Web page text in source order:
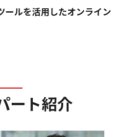
ールを活用したオンライン
ート紹介